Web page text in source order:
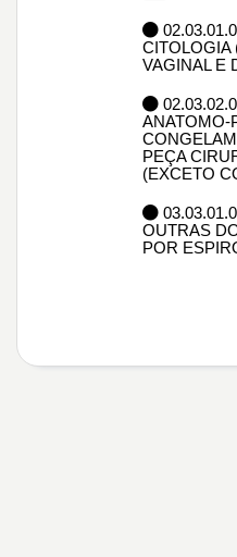
CITOLOGIA
VAGINAL E
ANATOMO-
PEÇA
(EXCETO
OUTRAS
POR